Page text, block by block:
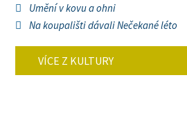
Umění v kovu a ohni
Na koupališti dávali Nečekané léto
VÍCE Z KULTURY